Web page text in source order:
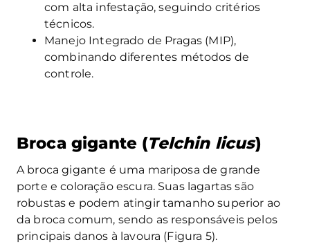
com alta infestação, seguindo critérios
técnicos.
Manejo Integrado de Pragas (MIP),
combinando diferentes métodos de
controle.
Broca gigante (Telchin licus)
A broca gigante é uma mariposa de grande
porte e coloração escura. Suas lagartas são
robustas e podem atingir tamanho superior ao
da broca comum, sendo as responsáveis pelos
principais danos à lavoura (Figura 5).